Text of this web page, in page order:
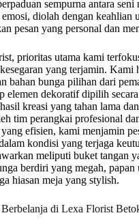
sempurna antara seni
emosi, diolah dengan keahlian
pesan yang personal dan
prioritas utama kami
yang terjamin. Kami
bahan bunga pilihan dari
elemen dekoratif dipilih
kreasi yang tahan lama
tim perangkai profesional
efisien, kami menjamin
kondisi yang terjaga
meliputi buket tangan
berdiri yang megah, papan
hiasan meja yang stylish.
di Lexa Florist